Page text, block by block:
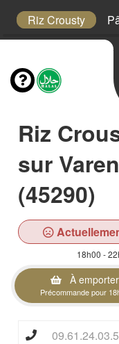
Riz Crousty
Riz
sur
(45290)
18h00 -
À emporter
Précommande pour